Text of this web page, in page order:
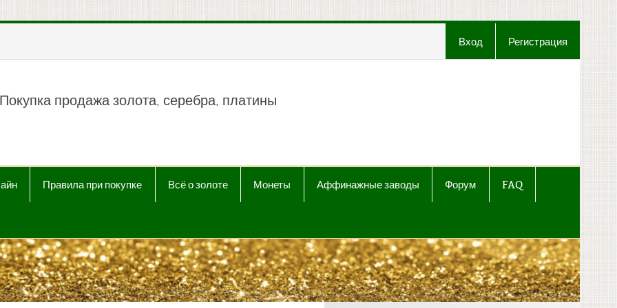
Вход Регистрация
продать Au, Ag, Pt
Покупка продажа золота, серебра, платины
Правила при покупке Всё о золоте Монеты Аффинажные заводы Форум FAQ